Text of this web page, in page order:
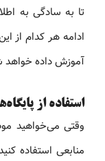
تا به‌ سادگی به
ادامه هر کدام از
آموزش داده
استفاده از
وقتی می‌خواهید
منابعی استفاده